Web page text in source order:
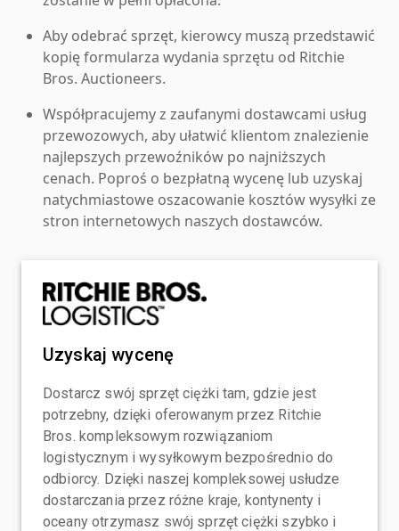
Aby odebrać sprzęt, kierowcy muszą przedstawić
kopię formularza wydania sprzętu od Ritchie
Bros. Auctioneers.
Współpracujemy z zaufanymi dostawcami usług
przewozowych, aby ułatwić klientom znalezienie
najlepszych przewoźników po najniższych
cenach. Poproś o bezpłatną wycenę lub uzyskaj
natychmiastowe oszacowanie kosztów wysyłki ze
stron internetowych naszych dostawców.
Uzyskaj wycenę
Dostarcz swój sprzęt ciężki tam, gdzie jest
potrzebny, dzięki oferowanym przez Ritchie
Bros. kompleksowym rozwiązaniom
logistycznym i wysyłkowym bezpośrednio do
odbiorcy. Dzięki naszej kompleksowej usłudze
dostarczania przez różne kraje, kontynenty i
oceany otrzymasz swój sprzęt ciężki szybko i